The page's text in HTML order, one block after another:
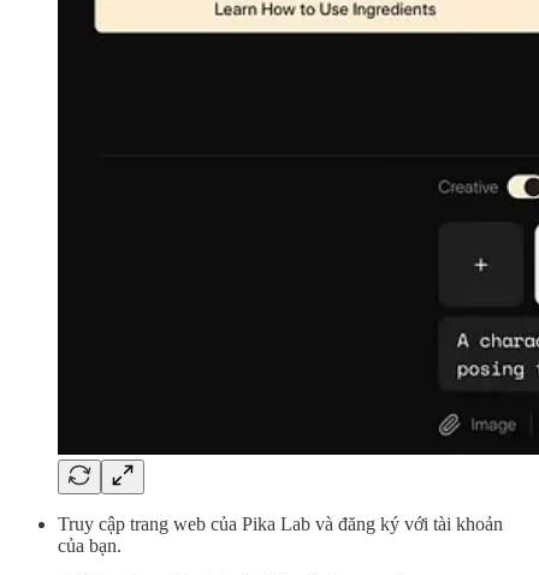
Truy cập trang web của Pika Lab và đăng ký với tài khoản
của bạn.